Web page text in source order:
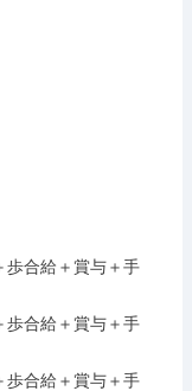
歩合給＋賞与＋手
歩合給＋賞与＋手
歩合給＋賞与＋手